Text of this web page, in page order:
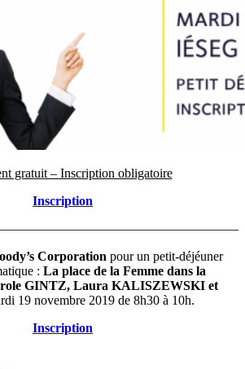
gratuit – Inscription obligatoire
Inscription
Corporation pour un petit-déjéuner
: La place de la Femme dans la
GINTZ, Laura KALISZEWSKI et
19 novembre 2019 de 8h30 à 10h.
Inscription